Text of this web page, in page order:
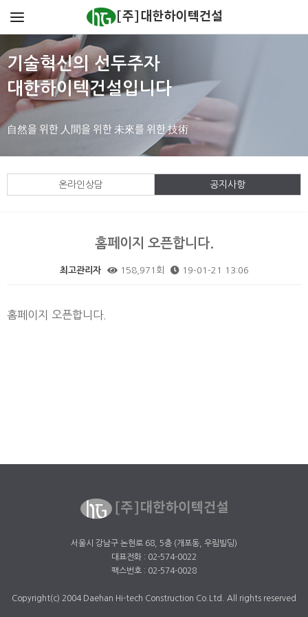
기술혁신의 선두주자
대한하이텍건설입니다
自然을 위한 人間을 위한 未來를 위한 技術
온라인상담 공지사항
홈페이지 오픈합니다.
최고관리자 158,971회 19-01-21 13:06
홈페이지 오픈합니다.
서울시 강남구 논현로 68, 5층 (개포동, 우림빌딩)
대표전화 : 02-574-0022
팩스번호 : 02-574-0028
Copyright(c) 2004 Daehan Hi-tech Construction Co.Ltd. All rights reserved